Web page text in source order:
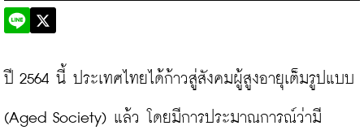
ปี 2564 นี้ ประเทศไทยได้ก้าวสู่สังคมผู้สูงอายุเต็มรูปแบบ
(Aged Society) แล้ว โดยมีการประมาณการณ์ว่ามี